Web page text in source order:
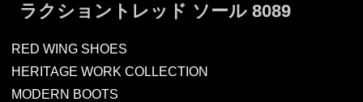
ラクショントレッド ソール 8089
RED WING SHOES
HERITAGE WORK COLLECTION
MODERN BOOTS